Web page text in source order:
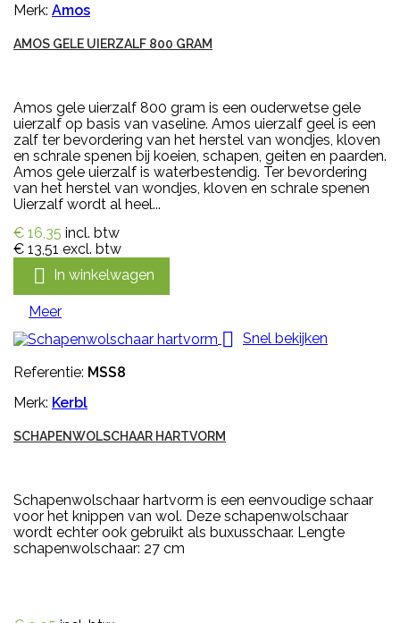
Merk: Amos
AMOS GELE UIERZALF 800 GRAM
Amos gele uierzalf 800 gram is een ouderwetse gele
uierzalf op basis van vaseline. Amos uierzalf geel is een
zalf ter bevordering van het herstel van wondjes, kloven
en schrale spenen bij koeien, schapen, geiten en paarden.
Amos gele uierzalf is waterbestendig. Ter bevordering
van het herstel van wondjes, kloven en schrale spenen
Uierzalf wordt al heel...
€ 16,35 incl. btw
€ 13,51 excl. btw
 In winkelwagen
Meer
 Snel bekijken
Referentie: MSS8
Merk: Kerbl
SCHAPENWOLSCHAAR HARTVORM
Schapenwolschaar hartvorm is een eenvoudige schaar
voor het knippen van wol. Deze schapenwolschaar
wordt echter ook gebruikt als buxusschaar. Lengte
schapenwolschaar: 27 cm